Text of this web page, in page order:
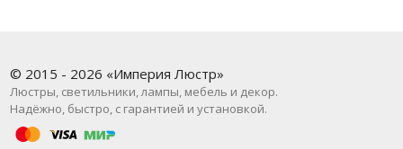
© 2015 - 2026 «Империя Люстр»
Люстры, светильники, лампы, мебель и декор.
Надёжно, быстро, с гарантией и установкой.